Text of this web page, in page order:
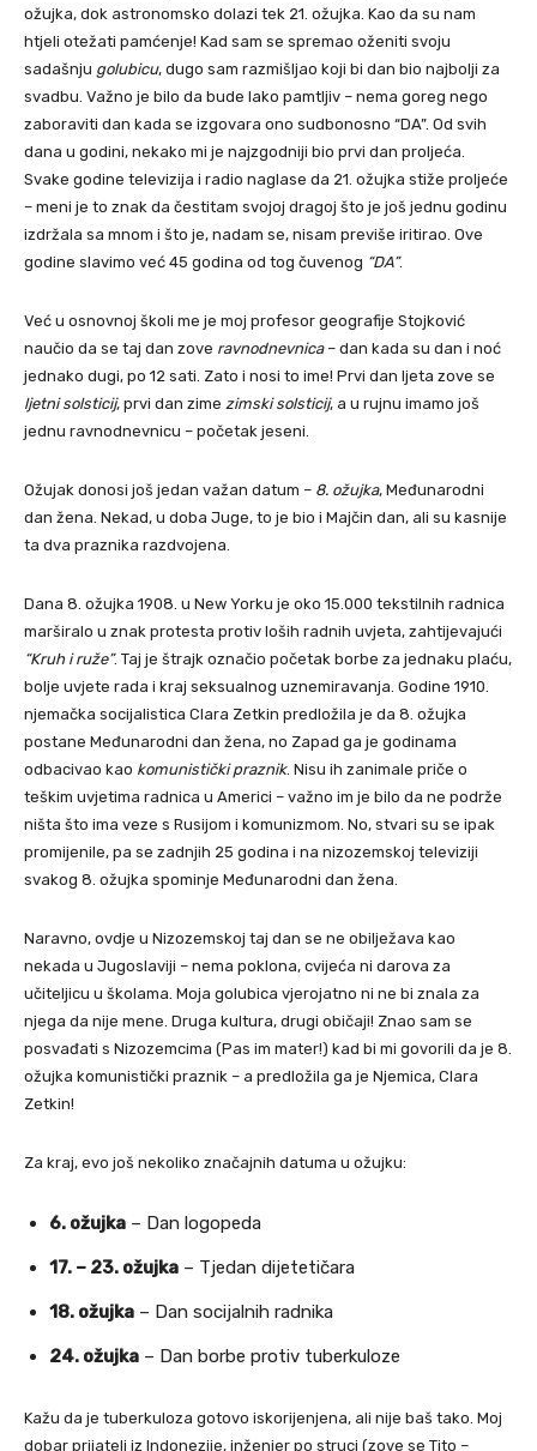
ožujka, dok astronomsko dolazi tek 21. ožujka. Kao da su nam
htjeli otežati pamćenje! Kad sam se spremao oženiti svoju
sadašnju golubicu, dugo sam razmišljao koji bi dan bio najbolji za
svadbu. Važno je bilo da bude lako pamtljiv – nema goreg nego
zaboraviti dan kada se izgovara ono sudbonosno “DA”. Od svih
dana u godini, nekako mi je najzgodniji bio prvi dan proljeća.
Svake godine televizija i radio naglase da 21. ožujka stiže proljeće
– meni je to znak da čestitam svojoj dragoj što je još jednu godinu
izdržala sa mnom i što je, nadam se, nisam previše iritirao. Ove
godine slavimo već 45 godina od tog čuvenog “DA”.
Već u osnovnoj školi me je moj profesor geografije Stojković
naučio da se taj dan zove ravnodnevnica– dan kada su dan i noć
jednako dugi, po 12 sati. Zato i nosi to ime! Prvi dan ljeta zove se
ljetni solsticij, prvi dan zime zimski solsticij, a u rujnu imamo još
jednu ravnodnevnicu – početak jeseni.
Ožujak donosi još jedan važan datum – 8. ožujka, Međunarodni
dan žena. Nekad, u doba Juge, to je bio i Majčin dan, ali su kasnije
ta dva praznika razdvojena.
Dana 8. ožujka 1908. u New Yorku je oko 15.000 tekstilnih radnica
marširalo u znak protesta protiv loših radnih uvjeta, zahtijevajući
“Kruh i ruže”. Taj je štrajk označio početak borbe za jednaku plaću,
bolje uvjete rada i kraj seksualnog uznemiravanja. Godine 1910.
njemačka socijalistica Clara Zetkin predložila je da 8. ožujka
postane Međunarodni dan žena, no Zapad ga je godinama
odbacivao kao komunistički praznik. Nisu ih zanimale priče o
teškim uvjetima radnica u Americi – važno im je bilo da ne podrže
ništa što ima veze s Rusijom i komunizmom. No, stvari su se ipak
promijenile, pa se zadnjih 25 godina i na nizozemskoj televiziji
svakog 8. ožujka spominje Međunarodni dan žena.
Naravno, ovdje u Nizozemskoj taj dan se ne obilježava kao
nekada u Jugoslaviji – nema poklona, cvijeća ni darova za
učiteljicu u školama. Moja golubica vjerojatno ni ne bi znala za
njega da nije mene. Druga kultura, drugi običaji! Znao sam se
posvađati s Nizozemcima (Pas im mater!) kad bi mi govorili da je 8.
ožujka komunistički praznik – a predložila ga je Njemica, Clara
Zetkin!
Za kraj, evo još nekoliko značajnih datuma u ožujku:
6. ožujka – Dan logopeda
17. – 23. ožujka – Tjedan dijetetičara
18. ožujka – Dan socijalnih radnika
24. ožujka – Dan borbe protiv tuberkuloze
Kažu da je tuberkuloza gotovo iskorijenjena, ali nije baš tako. Moj
dobar prijatelj iz Indonezije, inženjer po struci (zove se Tito –